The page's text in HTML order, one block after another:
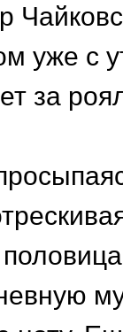
уже с
за